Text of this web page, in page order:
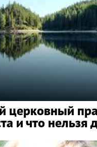
церковный
и что нельзя